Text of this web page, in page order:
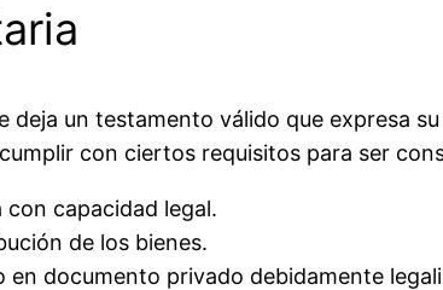
deja un testamento válido que expresa
con ciertos requisitos para ser
capacidad legal.
de los bienes.
documento privado debidamente